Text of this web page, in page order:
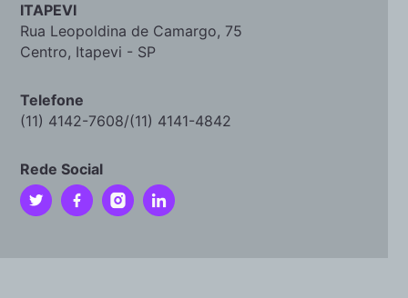
ITAPEVI
Rua Leopoldina de Camargo, 75
Centro, Itapevi - SP
Telefone
(11) 4142-7608/(11) 4141-4842
Rede Social